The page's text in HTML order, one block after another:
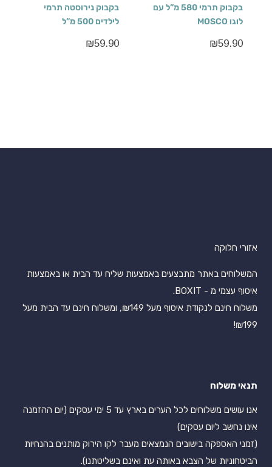
בקבוק תרמי 580 מ”ל עם
לוגו MOSCO
₪59.90
בקבוק נירוסטה תרמי
לילדים 500 מ”ל
₪59.90
אזורי חלוקה
המשלוחים באתר מתבצעים באמצעות שליח עד הבית או באמצעות
איסוף עצמי מ - BOXIT.
משלוח חינם לנקודת איסוף מעל ₪149, ומשלוח חינם עד הבית מעל
₪199!
תנאי משלוח
אנו עושים משלוחים לכל הערים בארץ עד 5 ימי עסקים (יום ההזמנה
אינו נחשב ליום עסקים)
(זמני האספקה בישובים הנמצאים מעבר לקו הירוק מותנים בהנחיות
הביטחוניות של הצבא באותה עת ואינם בשליטתנו).